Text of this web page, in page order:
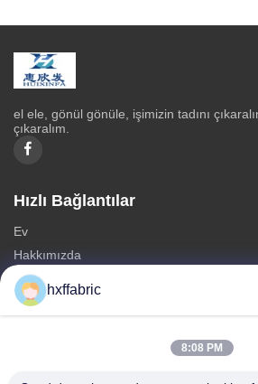
el ele, gönül gönüle, işimizin tadını
çıkaralım.
Hızlı Bağlantılar
Ev
Hakkımızda
Ürünler
Bize Ulaşın
hxffabric
8:08 PM